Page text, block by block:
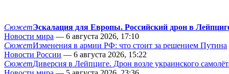
СюжетЭскалация для Европы. Российский дрон в
Новости мира — 6 августа 2026, 17:10
СюжетИзменения в армии РФ: что стоит за решением Путина
Новости России — 6 августа 2026, 15:22
СюжетДиверсия в Лейпциге. Дрон возле украинского